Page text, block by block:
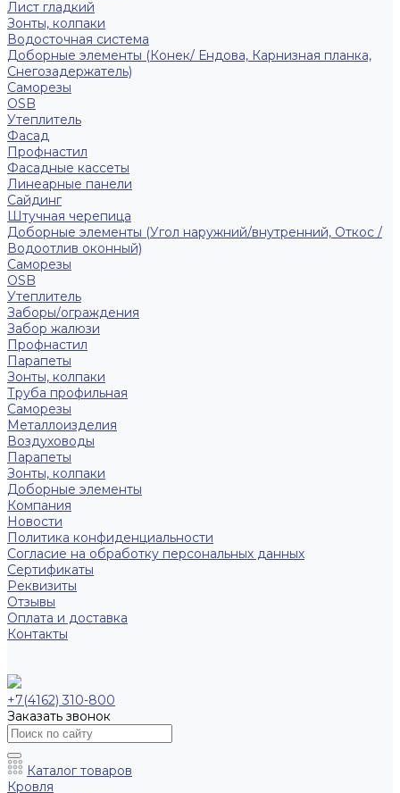
Лист гладкий
Зонты, колпаки
Водосточная система
Доборные элементы (Конек/ Ендова, Карнизная планка,
Снегозадержатель)
Саморезы
ОSB
Утеплитель
Фасад
Профнастил
Фасадные кассеты
Линеарные панели
Сайдинг
Штучная черепица
Доборные элементы (Угол наружний/внутренний, Откос /
Водоотлив оконный)
Саморезы
OSB
Утеплитель
Заборы/ограждения
Забор жалюзи
Профнастил
Парапеты
Зонты, колпаки
Труба профильная
Саморезы
Металлоизделия
Воздуховоды
Парапеты
Зонты, колпаки
Доборные элементы
Компания
Новости
Политика конфиденциальности
Согласие на обработку персональных данных
Сертификаты
Реквизиты
Отзывы
Оплата и доставка
Контакты
+7(4162) 310-800
Заказать звонок
Каталог товаров
Кровля